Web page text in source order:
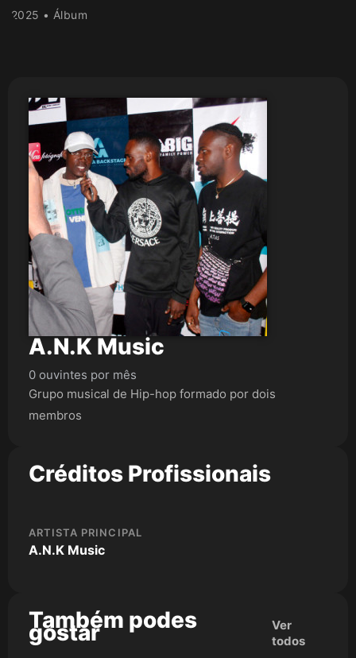
2025 • Álbum
A.N.K Music
0 ouvintes por mês
Grupo musical de Hip-hop formado por dois
membros
Créditos Profissionais
ARTISTA PRINCIPAL
A.N.K Music
Também podes
gostar
Ver
todos